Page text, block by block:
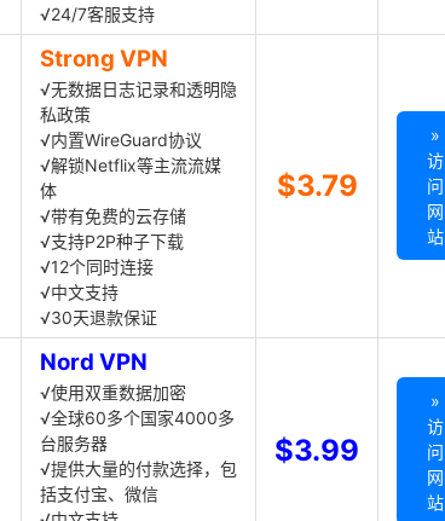
√24/7客服支持
Strong VPN
√无数据日志记录和透明隐
私政策
√内置WireGuard协议
√解锁Netflix等主流流媒
体
√带有免费的云存储
√支持P2P种子下载
√12个同时连接
√中文支持
√30天退款保证
$3.79
»
访
问
网
站
Nord VPN
√使用双重数据加密
√全球60多个国家4000多
台服务器
√提供大量的付款选择，包
括支付宝、微信
$3.99
»
访
问
网
站